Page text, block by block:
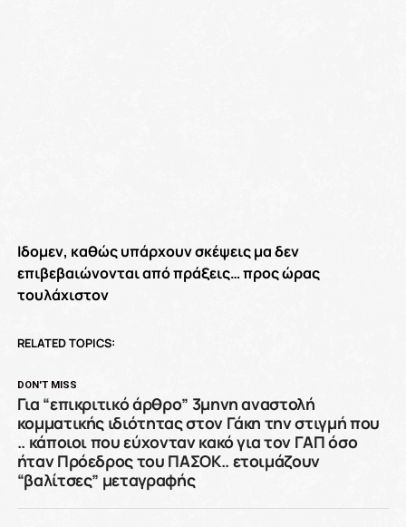
Ιδομεν, καθώς υπάρχουν σκέψεις μα δεν
επιβεβαιώνονται από πράξεις… προς ώρας
τουλάχιστον
RELATED TOPICS:
DON'T MISS
Για “επικριτικό άρθρο” 3μηνη αναστολή
κομματικής ιδιότητας στον Γάκη την στιγμή που
.. κάποιοι που εύχονταν κακό για τον ΓΑΠ όσο
ήταν Πρόεδρος του ΠΑΣΟΚ.. ετοιμάζουν
“βαλίτσες” μεταγραφής